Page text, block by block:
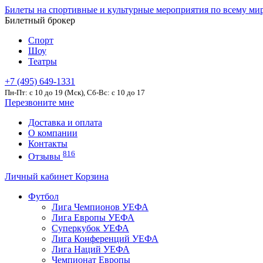
Билеты на спортивные и культурные мероприятия по всему
Билетный брокер
Спорт
Шоу
Театры
+7 (495) 649-1331
Пн-Пт: c 10 до 19 (Мск), Сб-Вс: с 10 до 17
Перезвоните мне
Доставка и оплата
О компании
Контакты
Отзывы 816
Личный кабинет Корзина
Футбол
Лига Чемпионов УЕФА
Лига Европы УЕФА
Суперкубок УЕФА
Лига Конференций УЕФА
Лига Наций УЕФА
Чемпионат Европы